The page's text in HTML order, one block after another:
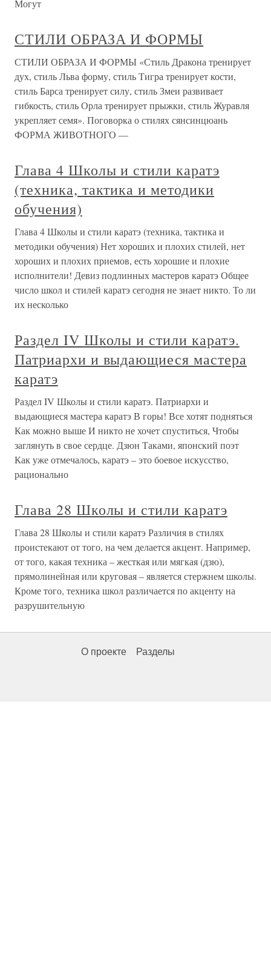
Могут
СТИЛИ ОБРАЗА И ФОРМЫ
СТИЛИ ОБРАЗА И ФОРМЫ «Стиль Дракона тренирует
дух, стиль Льва форму, стиль Тигра тренирует кости,
стиль Барса тренирует силу, стиль Змеи развивает
гибкость, стиль Орла тренирует прыжки, стиль Журавля
укрепляет семя». Поговорка о стилях сянсинцюань
ФОРМА ЖИВОТНОГО —
Глава 4 Школы и стили каратэ
(техника, тактика и методики
обучения)
Глава 4 Школы и стили каратэ (техника, тактика и
методики обучения) Нет хороших и плохих стилей, нет
хороших и плохих приемов, есть хорошие и плохие
исполнители! Девиз подлинных мастеров каратэ Общее
число школ и стилей каратэ сегодня не знает никто. То ли
их несколько
Раздел IV Школы и стили каратэ.
Патриархи и выдающиеся мастера
каратэ
Раздел IV Школы и стили каратэ. Патриархи и
выдающиеся мастера каратэ В горы! Все хотят подняться
Как можно выше И никто не хочет спуститься, Чтобы
заглянуть в свое сердце. Дзюн Таками, японский поэт
Как уже отмечалось, каратэ – это боевое искусство,
рационально
Глава 28 Школы и стили каратэ
Глава 28 Школы и стили каратэ Различия в стилях
проистекают от того, на чем делается акцент. Например,
от того, какая техника – жесткая или мягкая (дзю),
прямолинейная или круговая – является стержнем школы.
Кроме того, техника школ различается по акценту на
разрушительную
О проекте Разделы